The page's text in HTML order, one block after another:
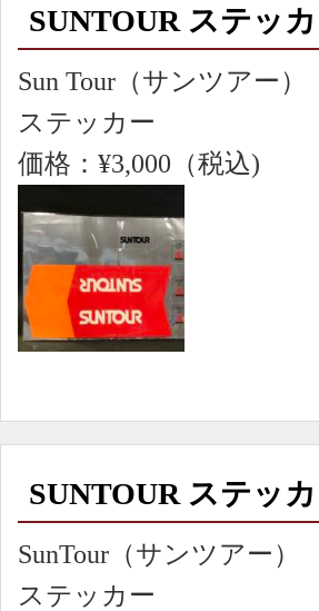
SUNTOUR ステッ
Sun Tour（サンツアー）
ステッカー
価格：¥3,000（税込)
SUNTOUR ステッ
SunTour（サンツアー）
ステッカー